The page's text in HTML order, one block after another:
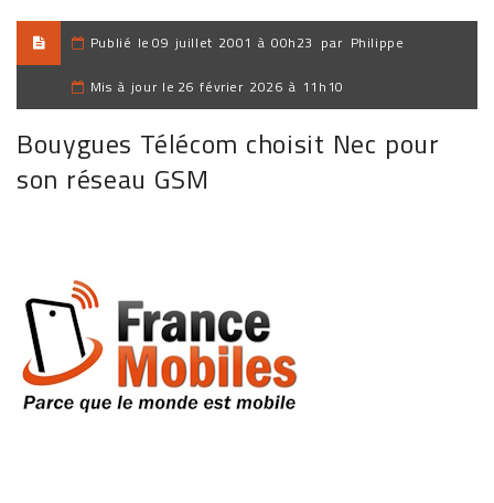
Publié le 09 juillet 2001 à 00h23 par Philippe
Mis à jour le 26 février 2026 à 11h10
Bouygues Télécom choisit Nec pour
son réseau GSM